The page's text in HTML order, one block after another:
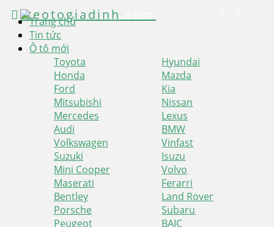
Trang chủ
Tin tức
Ô tô mới
Toyota
Hyundai
Honda
Mazda
Ford
Kia
Mitsubishi
Nissan
Mercedes
Lexus
Audi
BMW
Volkswagen
Vinfast
Suzuki
Isuzu
Mini Cooper
Volvo
Maserati
Ferarri
Bentley
Land Rover
Porsche
Subaru
Peugeot
BAIC
xeotogiadinh